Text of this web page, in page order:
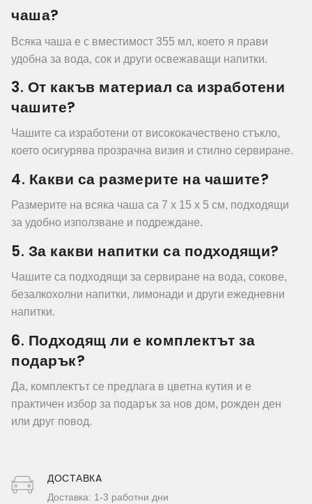
чаша?
Всяка чаша е с вместимост 355 мл, което я прави
удобна за вода, сок и други освежаващи напитки.
3. От какъв материал са изработени
чашите?
Чашите са изработени от висококачествено стъкло,
което осигурява прозрачна визия и стилно сервиране.
4. Какви са размерите на чашите?
Размерите на всяка чаша са 7 x 15 x 5 см, подходящи
за удобно използване и подреждане.
5. За какви напитки са подходящи?
Чашите са подходящи за сервиране на вода, сокове,
безалкохолни напитки, лимонади и други ежедневни
напитки.
6. Подходящ ли е комплектът за
подарък?
Да, комплектът се предлага в цветна кутия и е
практичен избор за подарък за нов дом, рожден ден
или друг повод.
ДОСТАВКA
Доставка: 1-3 работни дни